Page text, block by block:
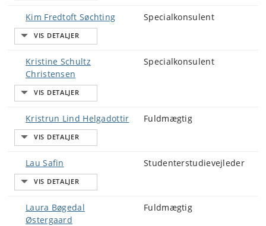
Kim Fredtoft Søchting Specialkonsulent
Kristine Schultz
Christensen
Specialkonsulent
Kristrun Lind Helgadottir Fuldmægtig
Lau Safin Studenterstudievejleder
Laura Bøgedal
Østergaard
Fuldmægtig